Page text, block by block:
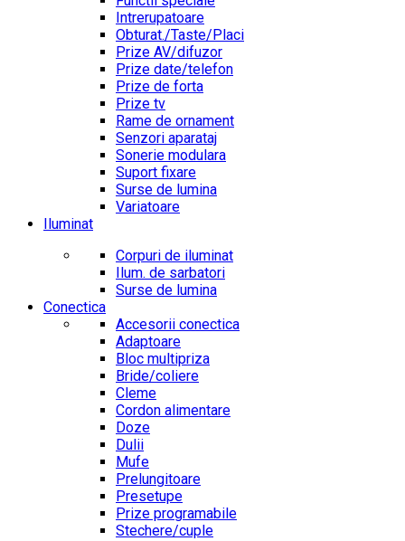
Intrerupatoare
Obturat./Taste/Placi
Prize AV/difuzor
Prize date/telefon
Prize de forta
Prize tv
Rame de ornament
Senzori aparataj
Sonerie modulara
Suport fixare
Surse de lumina
Variatoare
Iluminat
Corpuri de iluminat
Ilum. de sarbatori
Surse de lumina
Conectica
Accesorii conectica
Adaptoare
Bloc multipriza
Bride/coliere
Cleme
Cordon alimentare
Doze
Dulii
Mufe
Prelungitoare
Presetupe
Prize programabile
Stechere/cuple